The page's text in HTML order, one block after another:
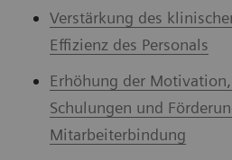
Verstärkung des
Effizienz des Personals
Erhöhung der
Schulungen und
Mitarbeiterbindung